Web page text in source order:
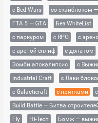
с Bed Wars
со скайблоком
ГТА 5 — GTA
Без WhiteList
с паркуром
с RPG с
с ареной сплиф
с донатом
Зомби апокалипсис
с
Industrial Craft
с Лаки
с Galacticraft
с прятками
Build Battle — Битва
Fly
Hi-Tech
Бомж —